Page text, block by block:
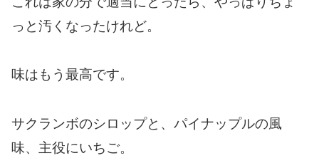
っと汚くなったけれど。
味はもう最高です。
サクランボのシロップと、パイナップルの風
味、主役にいちご。